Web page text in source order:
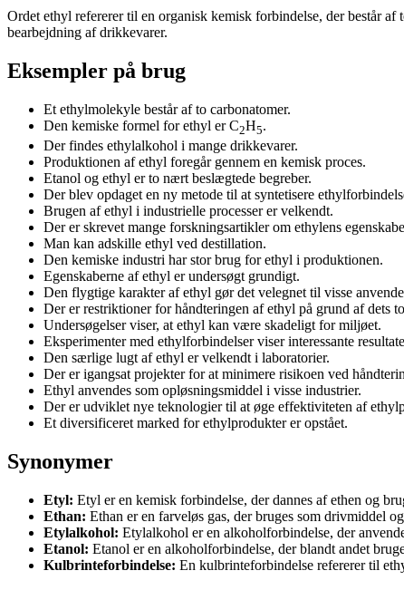
Ordet ethyl refererer til en organisk kemisk forbindelse, der består
bearbejdning af drikkevarer.
Eksempler på brug
Et ethylmolekyle består af to carbonatomer.
Den kemiske formel for ethyl er C2H5.
Der findes ethylalkohol i mange drikkevarer.
Produktionen af ethyl foregår gennem en kemisk proces.
Etanol og ethyl er to nært beslægtede begreber.
Der blev opdaget en ny metode til at syntetisere
Brugen af ethyl i industrielle processer er velkendt.
Der er skrevet mange forskningsartikler om ethylens
Man kan adskille ethyl ved destillation.
Den kemiske industri har stor brug for ethyl i produktionen.
Egenskaberne af ethyl er undersøgt grundigt.
Den flygtige karakter af ethyl gør det velegnet til visse
Der er restriktioner for håndteringen af ethyl på grund af dets
Undersøgelser viser, at ethyl kan være skadeligt for miljøet.
Eksperimenter med ethylforbindelser viser interessante
Den særlige lugt af ethyl er velkendt i laboratorier.
Der er igangsat projekter for at minimere risikoen ved
Ethyl anvendes som opløsningsmiddel i visse industrier.
Der er udviklet nye teknologier til at øge effektiviteten af
Et diversificeret marked for ethylprodukter er opstået.
Synonymer
Etyl: Etyl er en kemisk forbindelse, der dannes af ethen og
Ethan: Ethan er en farveløs gas, der bruges som drivmiddel
Etylalkohol: Etylalkohol er en alkoholforbindelse, der
Etanol: Etanol er en alkoholforbindelse, der blandt andet
Kulbrinteforbindelse: En kulbrinteforbindelse refererer til